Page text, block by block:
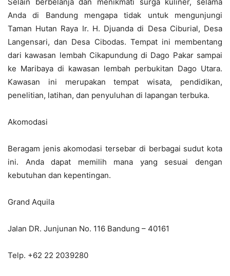
Anda di Bandung mengapa tidak untuk mengunjungi
Taman Hutan Raya Ir. H. Djuanda di Desa Ciburial, Desa
Langensari, dan Desa Cibodas. Tempat ini membentang
dari kawasan lembah Cikapundung di Dago Pakar sampai
ke Maribaya di kawasan lembah perbukitan Dago Utara.
Kawasan ini merupakan tempat wisata, pendidikan,
penelitian, latihan, dan penyuluhan di lapangan terbuka.
Akomodasi
Beragam jenis akomodasi tersebar di berbagai sudut kota
ini. Anda dapat memilih mana yang sesuai dengan
kebutuhan dan kepentingan.
Grand Aquila
Jalan DR. Junjunan No. 116 Bandung – 40161
Telp. +62 22 2039280